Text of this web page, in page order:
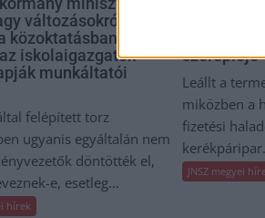
változásokról
közoktatásban –
iskolaigazgatók
munkáltatói
felépített torz
ugyanis egyáltalán nem
döntötték el,
e, esetleg...
hírek
szereplője
Leállt a
miközben a
fizetési
JNSZ megyei